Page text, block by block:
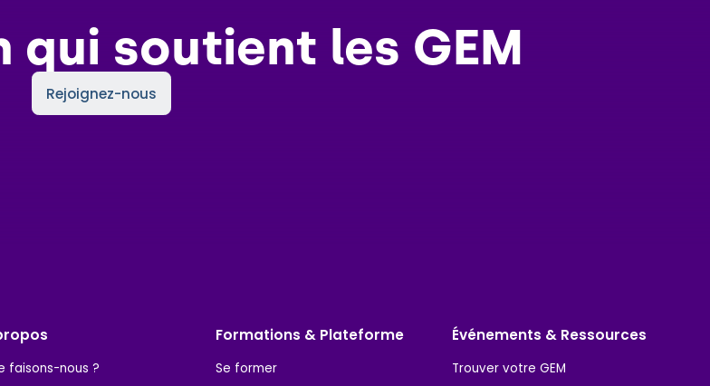
qui soutient les GEM
Rejoignez-nous
faisons-nous ?
Formations & Plateforme
Se former
Événements & Ressources
Trouver votre GEM